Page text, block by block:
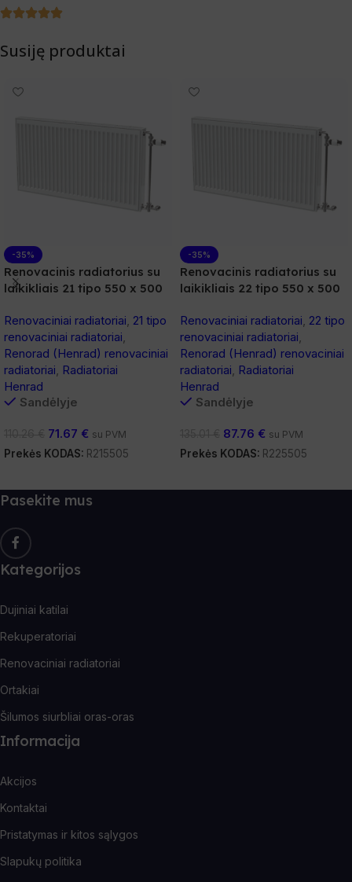
Susiję produktai
-35%
Renovacinis radiatorius su
laikikliais 21 tipo 550 x 500
Renovaciniai radiatoriai, 21 tipo
renovaciniai radiatoriai,
Renorad (Henrad) renovaciniai
radiatoriai, Radiatoriai
Henrad
Sandėlyje
71.67 € su PVM
Prekės KODAS: R215505
-35%
Renovacinis radiatorius su
laikikliais 22 tipo 550 x 500
Renovaciniai radiatoriai, 22 tipo
renovaciniai radiatoriai,
Renorad (Henrad) renovaciniai
radiatoriai, Radiatoriai
Henrad
Sandėlyje
87.76 € su PVM
Prekės KODAS: R225505
Pasekite mus
Kategorijos
Dujiniai katilai
Rekuperatoriai
Renovaciniai radiatoriai
Ortakiai
Šilumos siurbliai oras-oras
Informacija
Akcijos
Kontaktai
Pristatymas ir kitos sąlygos
Slapukų politika